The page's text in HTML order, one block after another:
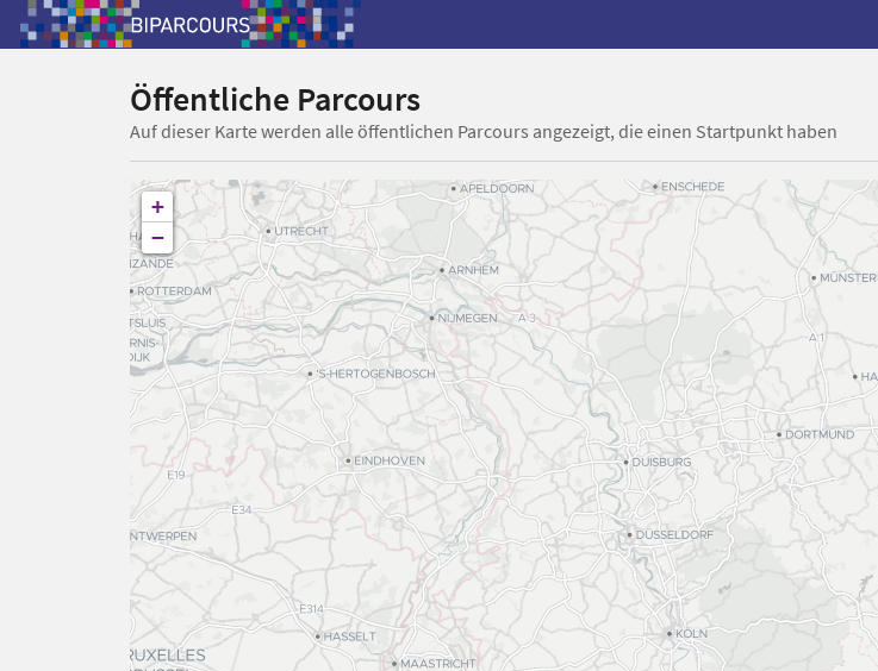
Öffentliche Parcours
Auf dieser Karte werden alle öffentlichen Parcours angezeigt, die einen Startpunkt haben
+
−